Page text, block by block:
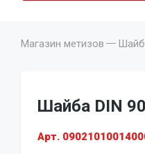
Магазин метизов
Шайба DIN
Арт.